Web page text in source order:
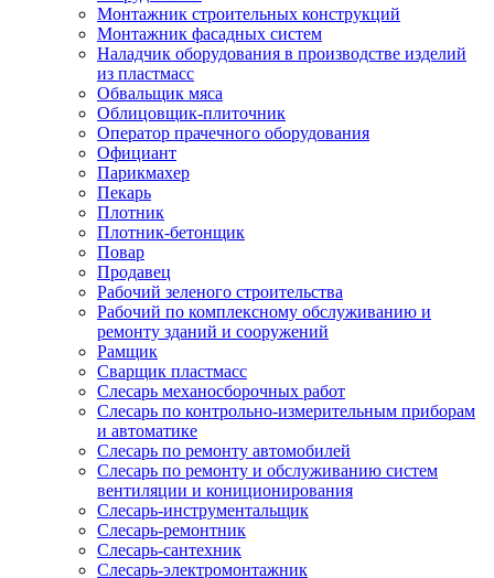
Монтажник строительных конструкций
Монтажник фасадных систем
Наладчик оборудования в производстве изделий
из пластмасс
Обвальщик мяса
Облицовщик-плиточник
Оператор прачечного оборудования
Официант
Парикмахер
Пекарь
Плотник
Плотник-бетонщик
Повар
Продавец
Рабочий зеленого строительства
Рабочий по комплексному обслуживанию и
ремонту зданий и сооружений
Рамщик
Сварщик пластмасс
Слесарь механосборочных работ
Слесарь по контрольно-измерительным приборам
и автоматике
Слесарь по ремонту автомобилей
Слесарь по ремонту и обслуживанию систем
вентиляции и кониционирования
Слесарь-инструментальщик
Слесарь-ремонтник
Слесарь-сантехник
Слесарь-электромонтажник